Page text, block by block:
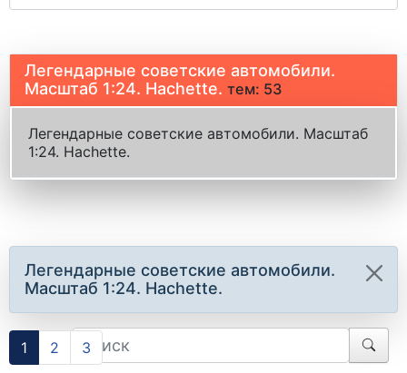
Легендарные советские автомобили.
Масштаб 1:24. Hachette. тем: 53
Легендарные советские автомобили. Масштаб
1:24. Hachette.
Легендарные советские автомобили.
Масштаб 1:24. Hachette.
1 2 3